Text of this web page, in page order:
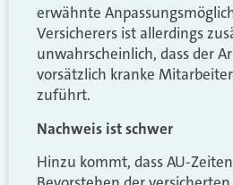
erwähnte
Versicherers ist allerdings
unwahrscheinlich, dass der
vorsätzlich kranke
zuführt.
Nachweis ist schwer
Hinzu kommt, dass AU-